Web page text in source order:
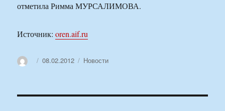
отметила Римма МУРСАЛИМОВА.
Источник:oren.aif.ru
АвторОпубликовано
08.02.2012 Рубрики
Новости